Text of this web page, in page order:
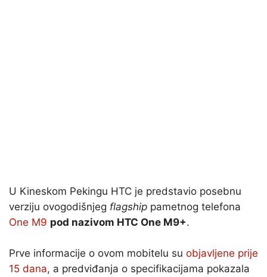
U Kineskom Pekingu HTC je predstavio posebnu
verziju ovogodišnjeg flagship pametnog telefona
One M9 pod nazivom HTC One M9+.
Prve informacije o ovom mobitelu su objavljene prije
15 dana, a predviđanja o specifikacijama pokazala